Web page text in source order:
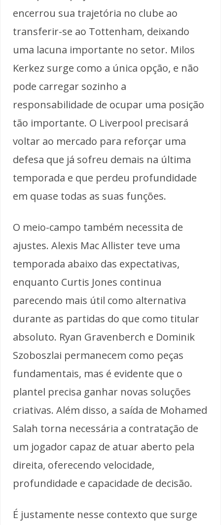
encerrou sua trajetória no clube ao
transferir-se ao Tottenham, deixando
uma lacuna importante no setor. Milos
Kerkez surge como a única opção, e não
pode carregar sozinho a
responsabilidade de ocupar uma posição
tão importante. O Liverpool precisará
voltar ao mercado para reforçar uma
defesa que já sofreu demais na última
temporada e que perdeu profundidade
em quase todas as suas funções.
O meio-campo também necessita de
ajustes. Alexis Mac Allister teve uma
temporada abaixo das expectativas,
enquanto Curtis Jones continua
parecendo mais útil como alternativa
durante as partidas do que como titular
absoluto. Ryan Gravenberch e Dominik
Szoboszlai permanecem como peças
fundamentais, mas é evidente que o
plantel precisa ganhar novas soluções
criativas. Além disso, a saída de Mohamed
Salah torna necessária a contratação de
um jogador capaz de atuar aberto pela
direita, oferecendo velocidade,
profundidade e capacidade de decisão.
É justamente nesse contexto que surge